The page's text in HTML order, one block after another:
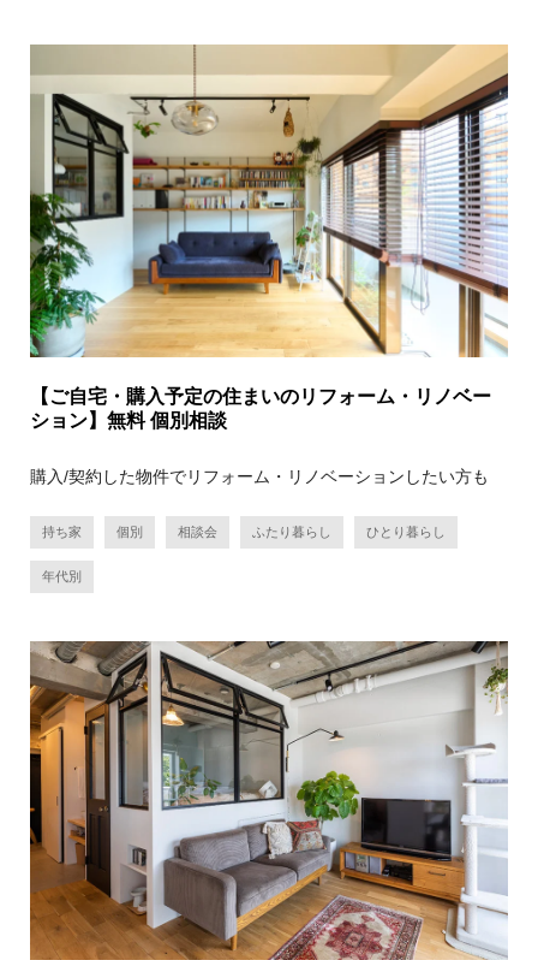
【ご自宅・購入予定の住まいのリフォーム・リノベー
ション】無料 個別相談
購入/契約した物件でリフォーム・リノベーションしたい方も
持ち家 個別 相談会 ふたり暮らし ひとり暮らし
年代別